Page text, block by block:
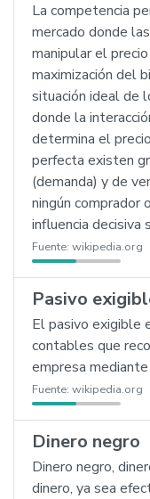
La competencia
mercado donde
manipular el
maximización del
situación ideal de
donde la
determina el
perfecta existen
(demanda) y de
ningún comprador
influencia decisiva
Fuente: wikipedia.org
Pasivo
El pasivo exigible
contables que
empresa
Fuente: wikipedia.org
Dinero negro
Dinero negro,
dinero, ya sea